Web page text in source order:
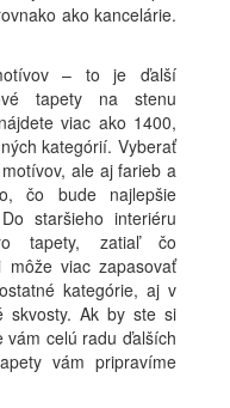
ako kancelárie.
– to je ďalší
tapety na stenu
viac ako 1400,
kategórií. Vyberať
ale aj farieb a
čo bude najlepšie
staršieho interiéru
tapety, zatiaľ čo
môže viac zapasovať
kategórie, aj v
skvosty. Ak by ste si
vám celú radu ďalších
vám pripravíme